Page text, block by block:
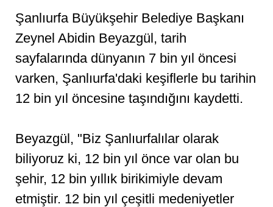
Şanlıurfa Büyükşehir Belediye Başkanı
Zeynel Abidin Beyazgül, tarih
sayfalarında dünyanın 7 bin yıl öncesi
varken, Şanlıurfa'daki keşiflerle bu tarihin
12 bin yıl öncesine taşındığını kaydetti.
Beyazgül, "Biz Şanlıurfalılar olarak
biliyoruz ki, 12 bin yıl önce var olan bu
şehir, 12 bin yıllık birikimiyle devam
etmiştir. 12 bin yıl çeşitli medeniyetler